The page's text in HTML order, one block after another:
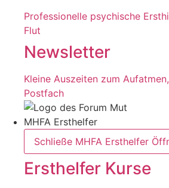
Professionelle psychische
Flut
Newsletter
Kleine Auszeiten zum
Postfach
MHFA Ersthelfer
Schließe MHFA Ersthelfer
Ersthelfer Kurse